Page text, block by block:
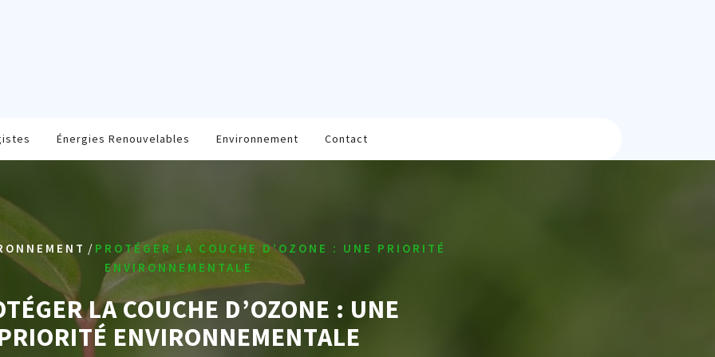
Énergies Renouvelables Environnement Contact
/ PROTÉGER LA COUCHE D’OZONE : UNE PRIORITÉ
ENVIRONNEMENTALE
LA COUCHE D’OZONE : UNE
ENVIRONNEMENTALE